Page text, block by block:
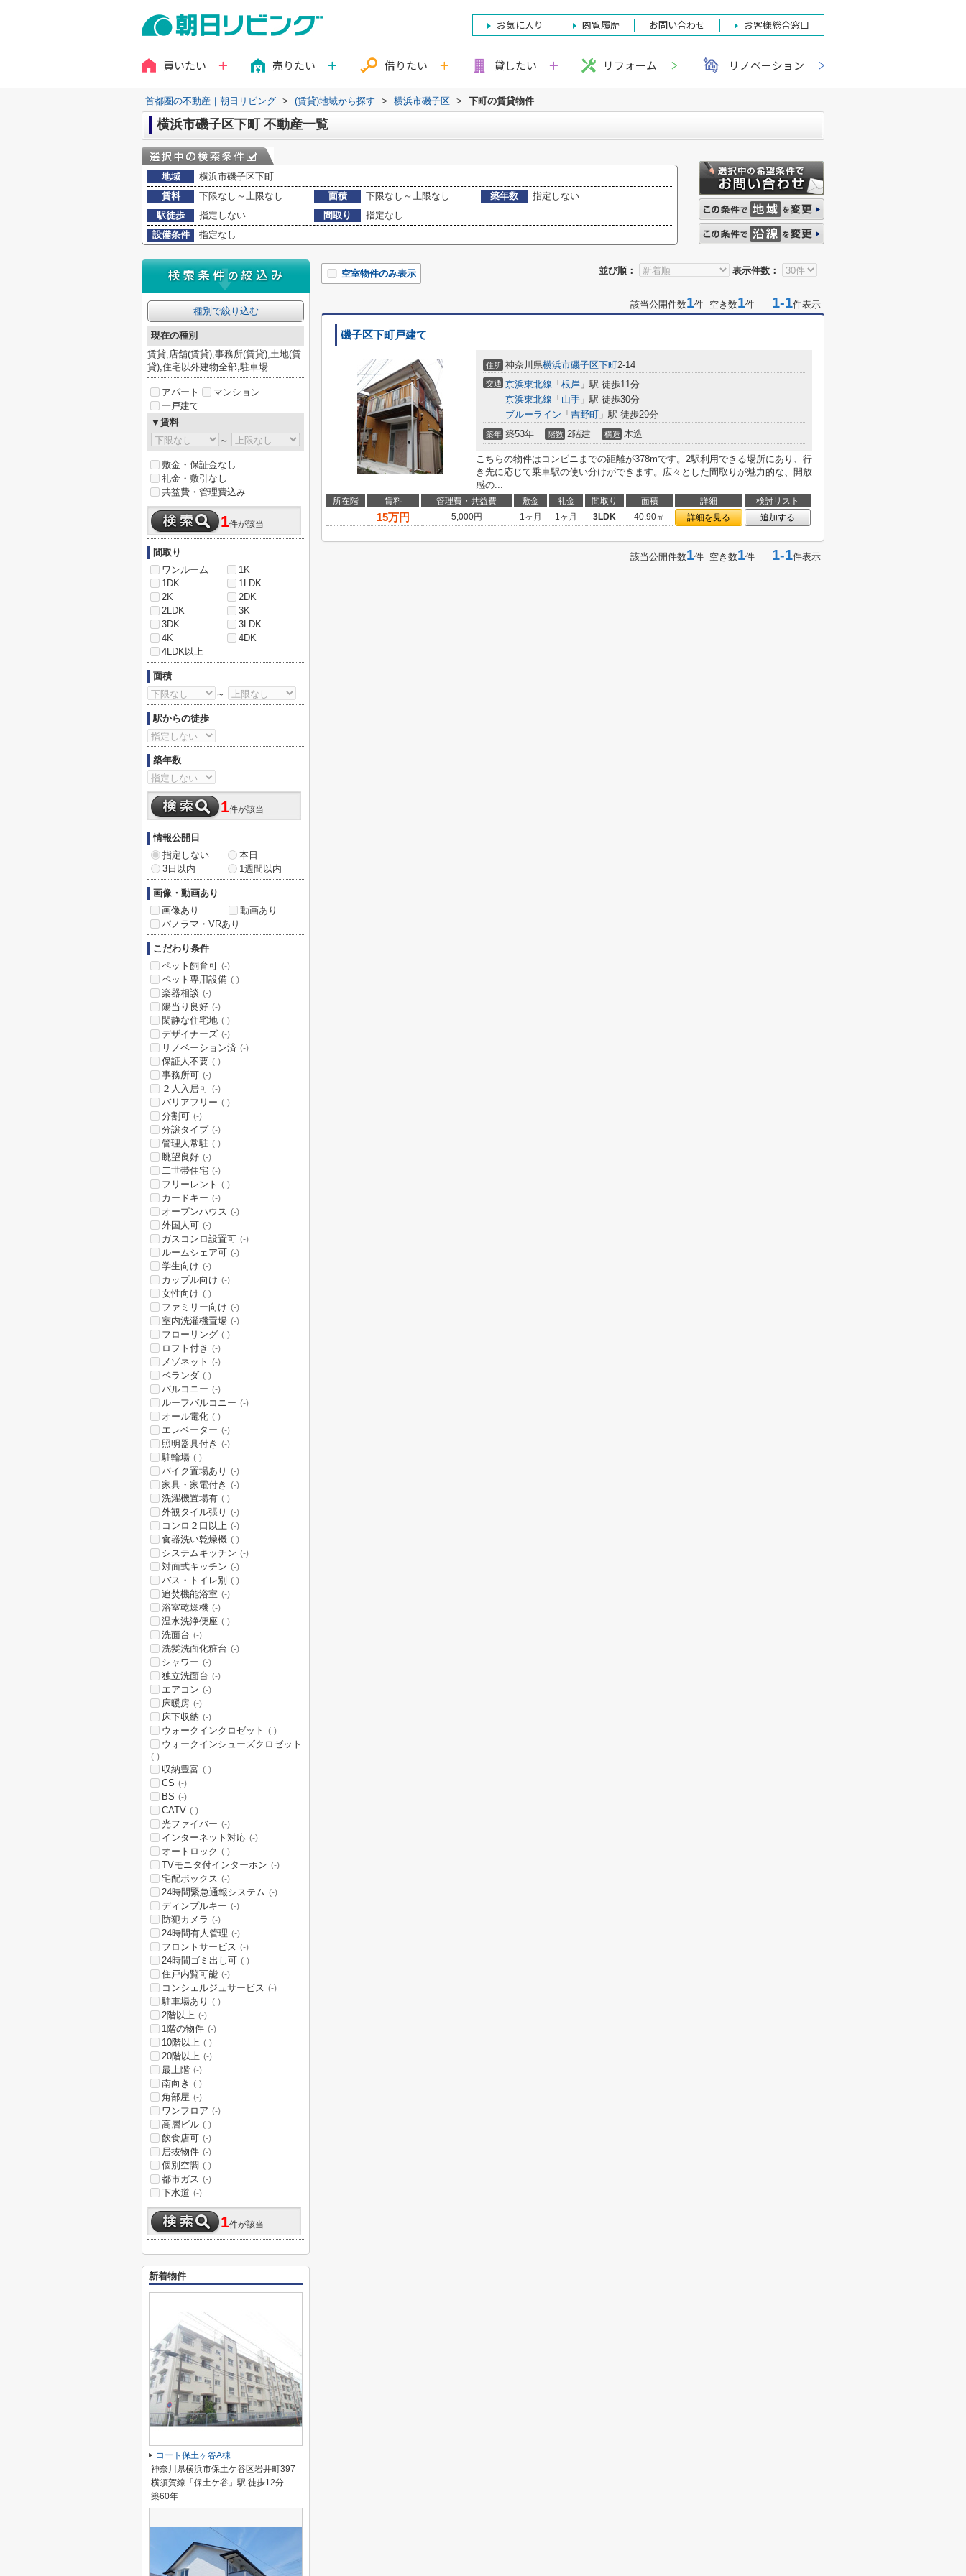
お気に入り 閲覧履歴 お問い合わせ お客様総合窓口
買いたい 売りたい 借りたい 貸したい リフォーム リノベーション
首都圏の不動産｜朝日リビング > (賃貸)地域から探す > 横浜市磯子区 > 下町の賃貸物件
横浜市磯子区下町 不動産一覧
地域
横浜市磯子区下町
賃料
下限なし～上限なし 面積 下限なし～上限なし 築年数
指定しない
駅徒歩
指定しない 間取り
指定なし
設備条件
指定なし
並び順： 表示件数：
空室物件のみ表示
該当公開件数1件 空き数1件 1-1件表示
磯子区下町戸建て
住所 神奈川県横浜市磯子区下町2-14
交通 京浜東北線 「 根岸 」駅 徒歩11分
京浜東北線 「 山手 」駅 徒歩30分
ブルーライン 「 吉野町 」駅 徒歩29分
築年 築53年 階数 2階建 構造 木造
こちらの物件はコンビニまでの距離が378mです。2駅利用できる場所にあり、行
き先に応じて乗車駅の使い分けができます。広々とした間取りが魅力的な、開放
感の...
所在階 賃料 管理費・共益費 敷金 礼金 間取り 面積 詳細
検討リスト
-
15万円 5,000円 1ヶ月 1ヶ月 3LDK 40.90㎡ 詳細を見る 追加する
該当公開件数1件 空き数1件 1-1件表示
種別で絞り込む
現在の種別
賃貸,店舗(賃貸),事務所(賃貸),土地(賃
貸),住宅以外建物全部,駐車場
アパート
マンション
一戸建て
▼賃料
～
敷金・保証金なし
礼金・敷引なし
共益費・管理費込み
1件が該当
間取り
ワンルーム
1K
1DK
1LDK
2K
2DK
2LDK
3K
3DK
3LDK
4K
4DK
4LDK以上
面積
～
駅からの徒歩
築年数
1件が該当
情報公開日
指定しない
本日
3日以内
1週間以内
画像・動画あり
画像あり
動画あり
パノラマ・VRあり
こだわり条件
ペット飼育可 (-)
ペット専用設備 (-)
楽器相談 (-)
陽当り良好 (-)
閑静な住宅地 (-)
デザイナーズ (-)
リノベーション済 (-)
保証人不要 (-)
事務所可 (-)
２人入居可 (-)
バリアフリー (-)
分割可 (-)
分譲タイプ (-)
管理人常駐 (-)
眺望良好 (-)
二世帯住宅 (-)
フリーレント (-)
カードキー (-)
オープンハウス (-)
外国人可 (-)
ガスコンロ設置可 (-)
ルームシェア可 (-)
学生向け (-)
カップル向け (-)
女性向け (-)
ファミリー向け (-)
室内洗濯機置場 (-)
フローリング (-)
ロフト付き (-)
メゾネット (-)
ベランダ (-)
バルコニー (-)
ルーフバルコニー (-)
オール電化 (-)
エレベーター (-)
照明器具付き (-)
駐輪場 (-)
バイク置場あり (-)
家具・家電付き (-)
洗濯機置場有 (-)
外観タイル張り (-)
コンロ２口以上 (-)
食器洗い乾燥機 (-)
システムキッチン (-)
対面式キッチン (-)
バス・トイレ別 (-)
追焚機能浴室 (-)
浴室乾燥機 (-)
温水洗浄便座 (-)
洗面台 (-)
洗髪洗面化粧台 (-)
シャワー (-)
独立洗面台 (-)
エアコン (-)
床暖房 (-)
床下収納 (-)
ウォークインクロゼット (-)
ウォークインシューズクロゼット
(-)
収納豊富 (-)
CS (-)
BS (-)
CATV (-)
光ファイバー (-)
インターネット対応 (-)
オートロック (-)
TVモニタ付インターホン (-)
宅配ボックス (-)
24時間緊急通報システム (-)
ディンプルキー (-)
防犯カメラ (-)
24時間有人管理 (-)
フロントサービス (-)
24時間ゴミ出し可 (-)
住戸内覧可能 (-)
コンシェルジュサービス (-)
駐車場あり (-)
2階以上 (-)
1階の物件 (-)
10階以上 (-)
20階以上 (-)
最上階 (-)
南向き (-)
角部屋 (-)
ワンフロア (-)
高層ビル (-)
飲食店可 (-)
居抜物件 (-)
個別空調 (-)
都市ガス (-)
下水道 (-)
1件が該当
新着物件
コート保土ヶ谷A棟
神奈川県横浜市保土ケ谷区岩井町397
横須賀線「保土ケ谷」駅 徒歩12分
築60年